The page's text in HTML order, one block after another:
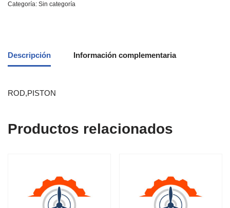
Categoría: Sin categoría
Descripción Información complementaria
ROD,PISTON
Productos relacionados